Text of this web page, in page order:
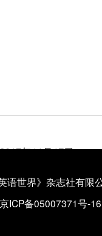
2017年11月17日
江西财经大学外国语
语世界》杂志社有限
京ICP备05007371号-16